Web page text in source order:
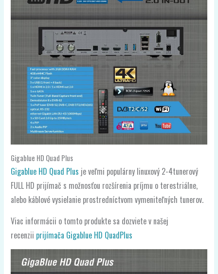
Gigablue HD Quad Plus
Gigablue HD Quad Plus je veľmi populárny linuxový 2-4tunerový
FULL HD prijímač s možnosťou rozšírenia príjmu o terestriálne,
alebo káblové vysielanie prostredníctvom vymeniteľných tunerov.
Viac informácii o tomto produkte sa dozviete v našej
recenzii prijímača Gigablue HD QuadPlus